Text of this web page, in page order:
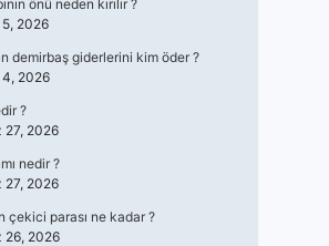
önü neden kırılır ?
2026
demirbaş giderlerini kim öder ?
2026
?
27, 2026
nedir ?
27, 2026
çekici parası ne kadar ?
26, 2026